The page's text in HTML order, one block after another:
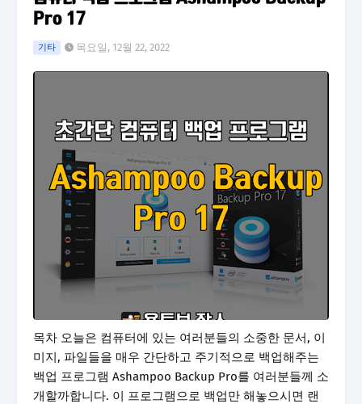
Pro 17
기타 목요일, 12월 22, 2022
목차 오늘은 컴퓨터에 있는 여러분들의 소중한 문서, 이
미지, 파일들을 매우 간단하고 주기적으로 백업해주는
백업 프로그램 Ashampoo Backup Pro를 여러분들께 소
개할까합니다. 이 프로그램으로 백업만 해놓으시면 랜